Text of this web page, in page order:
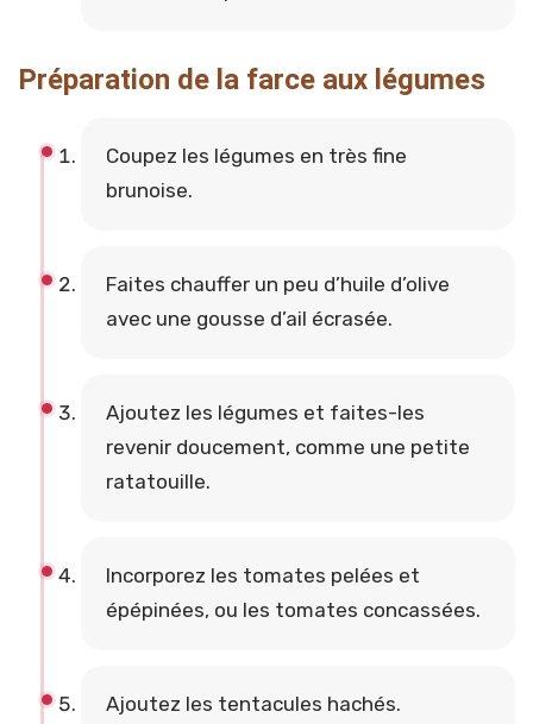
Préparation de la farce aux légumes
Coupez les légumes en très fine
brunoise.
Faites chauffer un peu d’huile d’olive
avec une gousse d’ail écrasée.
Ajoutez les légumes et faites-les
revenir doucement, comme une petite
ratatouille.
Incorporez les tomates pelées et
épépinées, ou les tomates concassées.
Ajoutez les tentacules hachés.